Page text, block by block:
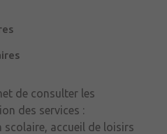
de consulter les
des services :
accueil de loisirs